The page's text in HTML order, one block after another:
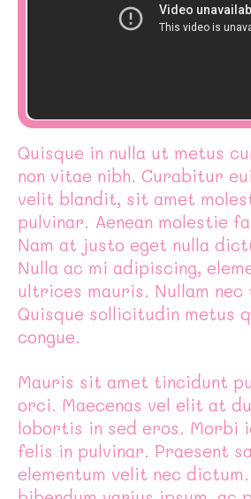
Quisque in nulla ut metus
non vitae nibh. Curabitur
velit blandit, sit amet
pulvinar. Aenean molestie
Nam at justo eget nulla
Nulla ac mi adipiscing,
ultrices mauris. Nullam
Quisque sollicitudin metus
congue.
Mauris sit amet tincidunt
orci. Maecenas vel elit at
lobortis in sed eros. Morbi
felis in pulvinar. Praesent
elementum velit nec dictum.